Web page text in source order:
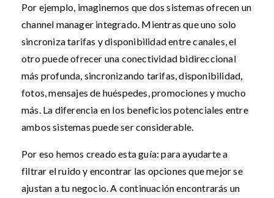
Por ejemplo, imaginemos que dos sistemas ofrecen un
channel manager integrado. Mientras que uno solo
sincroniza tarifas y disponibilidad entre canales, el
otro puede ofrecer una conectividad bidireccional
más profunda, sincronizando tarifas, disponibilidad,
fotos, mensajes de huéspedes, promociones y mucho
más. La diferencia en los beneficios potenciales entre
ambos sistemas puede ser considerable.
Por eso hemos creado esta guía: para ayudarte a
filtrar el ruido y encontrar las opciones que mejor se
ajustan a tu negocio. A continuación encontrarás un